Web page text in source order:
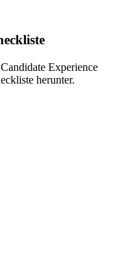
Experience
herunter.